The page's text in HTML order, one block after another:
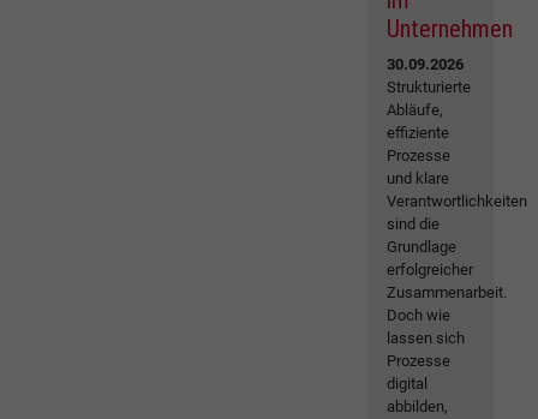
Unternehmen
30.09.2026
Strukturierte
Abläufe,
effiziente
Prozesse
und klare
Verantwortlichkeiten
sind die
Grundlage
erfolgreicher
Zusammenarbeit.
Doch wie
lassen sich
Prozesse
digital
abbilden,